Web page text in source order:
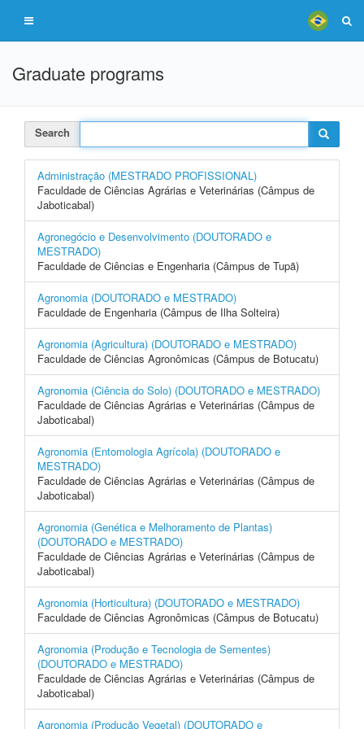
Graduate programs
Search
Administração (MESTRADO PROFISSIONAL)
Faculdade de Ciências Agrárias e Veterinárias (Câmpus de
Jaboticabal)
Agronegócio e Desenvolvimento (DOUTORADO e
MESTRADO)
Faculdade de Ciências e Engenharia (Câmpus de Tupã)
Agronomia (DOUTORADO e MESTRADO)
Faculdade de Engenharia (Câmpus de Ilha Solteira)
Agronomia (Agricultura) (DOUTORADO e MESTRADO)
Faculdade de Ciências Agronômicas (Câmpus de Botucatu)
Agronomia (Ciência do Solo) (DOUTORADO e MESTRADO)
Faculdade de Ciências Agrárias e Veterinárias (Câmpus de
Jaboticabal)
Agronomia (Entomologia Agrícola) (DOUTORADO e
MESTRADO)
Faculdade de Ciências Agrárias e Veterinárias (Câmpus de
Jaboticabal)
Agronomia (Genética e Melhoramento de Plantas)
(DOUTORADO e MESTRADO)
Faculdade de Ciências Agrárias e Veterinárias (Câmpus de
Jaboticabal)
Agronomia (Horticultura) (DOUTORADO e MESTRADO)
Faculdade de Ciências Agronômicas (Câmpus de Botucatu)
Agronomia (Produção e Tecnologia de Sementes)
(DOUTORADO e MESTRADO)
Faculdade de Ciências Agrárias e Veterinárias (Câmpus de
Jaboticabal)
Agronomia (Produção Vegetal) (DOUTORADO e